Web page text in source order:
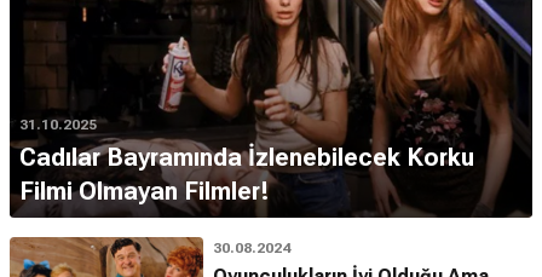
31.10.2025
Cadılar Bayramında İzlenebilecek Korku
Filmi Olmayan Filmler!
30.08.2024